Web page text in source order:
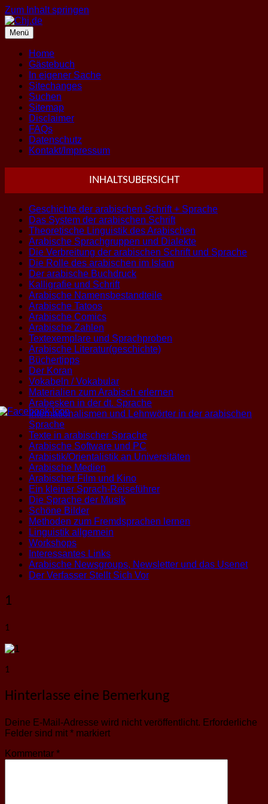
Zum Inhalt springen
Menü
Home
Gästebuch
In eigener Sache
Sitechanges
Suchen
Sitemap
Disclaimer
FAQs
Datenschutz
Kontakt/Impressum
INHALTSUBERSICHT
Geschichte der arabischen Schrift + Sprache
Das System der arabischen Schrift
Theoretische Linguistik des Arabischen
Arabische Sprachgruppen und Dialekte
Die Verbreitung der arabischen Schrift und Sprache
Die Rolle des arabischen im Islam
Der arabische Buchdruck
Kalligrafie und Schrift
Arabische Namensbestandteile
Arabische Tatoos
Arabische Comics
Arabische Zahlen
Textexemplare und Sprachproben
Arabische Literatur(geschichte)
Büchertipps
Der Koran
Vokabeln / Vokabular
Materialien zum Arabisch erlernen
Arabesken in der dt. Sprache
Internationalismen und Lehnwörter in der arabischen
Sprache
Texte in arabischer Sprache
Arabische Software und PC
Arabistik/Orientalistik an Universitäten
Arabische Medien
Arabischer Film und Kino
Ein kleiner Sprach-Reiseführer
Die Sprache der Musik
Schöne Bilder
Methoden zum Fremdsprachen lernen
Linguistik allgemein
Workshops
Interessantes Links
Arabische Newsgroups, Newsletter und das Usenet
Der Verfasser Stellt Sich Vor
1
1
1
Hinterlasse eine Bemerkung
Deine E-Mail-Adresse wird nicht veröffentlicht. Erforderliche
Felder sind mit * markiert
Kommentar *